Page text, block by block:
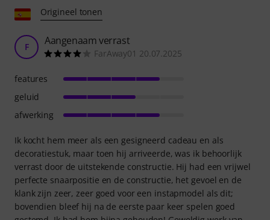
Origineel tonen
F Aangenaam verrast
FarAway01 20.07.2025
Ik kocht hem meer als een gesigneerd cadeau en als
decoratiestuk, maar toen hij arriveerde, was ik behoorlijk
verrast door de uitstekende constructie. Hij had een vrijwel
perfecte snaarpositie en de constructie, het gevoel en de
klank zijn zeer, zeer goed voor een instapmodel als dit;
bovendien bleef hij na de eerste paar keer spelen goed
features
geluid
afwerking